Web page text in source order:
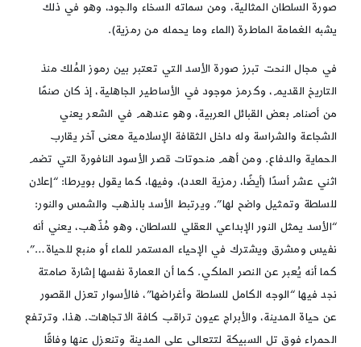
صورة السلطان المثالية، ومن سماته السخاء والجود، وهو في ذلك
يشبه الغمامة الماطرة (الماء وما يحمله من رمزية).
في مجال النحت تبرز صورة الأسد التي تعتبر بين رموز المُلك منذ
التاريخ القديم، وكرمز موجود في الأساطير الجاهلية، إذ كان صنمًا
من أصنام بعض القبائل العربية، وهو عندهم في الشعر يعني
الشجاعة والشراسة وله داخل الثقافة الإسلامية معنى آخر يقارب
الحماية والدفاع. ومن أهم منحوتات قصر الأسود النافورة التي تضم
اثني عشر أسدًا (أيضًا، رمزية العدد)، وفيها، كما يقول بويرطا: “إعلان
للسلطة وتمثيل واضح لها”. ويرتبط الأسد بالذهب والشمس والنور:
“الأسد يمثل النور الإبداعي العقلي للسلطان، وهو مُذّهب، يعني أنه
نفيس ومشرق ويشترك في الإحياء المستمر للماء أو منبع للحياة…”،
كما أنه يُعبر عن النصر الملكي. كما أن العمارة نفسها إشارة صامتة
نجد فيها “الوجه الكامل للسلطة وأغراضها”، فالأسوار تعزل القصور
عن حياة المدينة، والأبراج عيون تراقب كافة الاتجاهات. هذا، وترتفع
الحمراء فوق تل السبيكة لتتعالى على المدينة وتنعزل عنها وفاقًا